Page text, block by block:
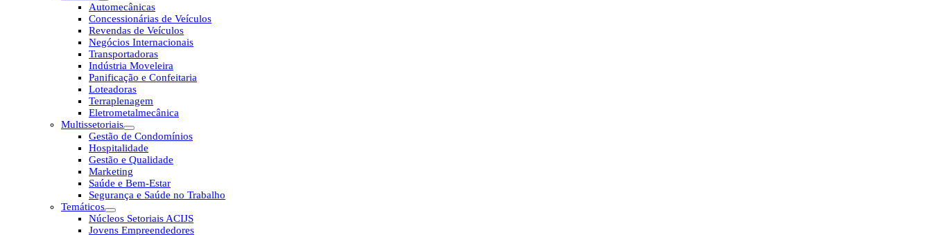
Automecânicas
Concessionárias de Veículos
Revendas de Veículos
Negócios Internacionais
Transportadoras
Indústria Moveleira
Panificação e Confeitaria
Loteadoras
Terraplenagem
Eletrometalmecânica
Multissetoriais
Gestão de Condomínios
Hospitalidade
Gestão e Qualidade
Marketing
Saúde e Bem-Estar
Segurança e Saúde no Trabalho
Temáticos
Núcleos Setoriais ACIJS
Jovens Empreendedores